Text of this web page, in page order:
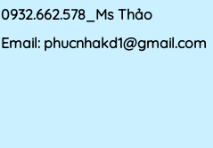
0932.662.578_Ms Thảo
Email: phucnhakd1@gmail.com